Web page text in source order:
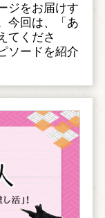
ジをお届けす
今回は、「あ
てくださ
ソードを紹介